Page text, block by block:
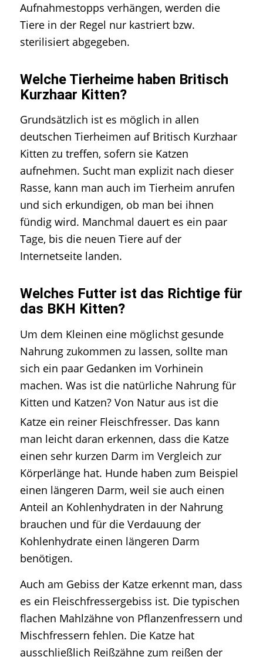
Aufnahmestopps verhängen, werden die
Tiere in der Regel nur kastriert bzw.
sterilisiert abgegeben.
Welche Tierheime haben Britisch
Kurzhaar Kitten?
Grundsätzlich ist es möglich in allen
deutschen Tierheimen auf Britisch Kurzhaar
Kitten zu treffen, sofern sie Katzen
aufnehmen. Sucht man explizit nach dieser
Rasse, kann man auch im Tierheim anrufen
und sich erkundigen, ob man bei ihnen
fündig wird. Manchmal dauert es ein paar
Tage, bis die neuen Tiere auf der
Internetseite landen.
Welches Futter ist das Richtige für
das BKH Kitten?
Um dem Kleinen eine möglichst gesunde
Nahrung zukommen zu lassen, sollte man
sich ein paar Gedanken im Vorhinein
machen. Was ist die natürliche Nahrung für
Kitten und Katzen? Von Natur aus ist die
Katze ein reiner Fleischfresser. Das kann
man leicht daran erkennen, dass die Katze
einen sehr kurzen Darm im Vergleich zur
Körperlänge hat. Hunde haben zum Beispiel
einen längeren Darm, weil sie auch einen
Anteil an Kohlenhydraten in der Nahrung
brauchen und für die Verdauung der
Kohlenhydrate einen längeren Darm
benötigen.
Auch am Gebiss der Katze erkennt man, dass
es ein Fleischfressergebiss ist. Die typischen
flachen Mahlzähne von Pflanzenfressern und
Mischfressern fehlen. Die Katze hat
ausschließlich Reißzähne zum reißen der